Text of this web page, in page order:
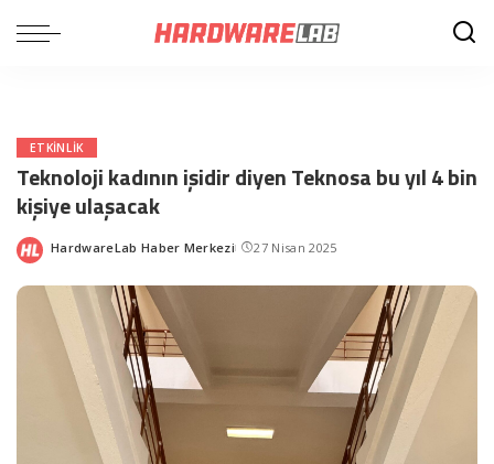
ETKINLIK
Teknoloji kadının işidir diyen Teknosa bu yıl 4 bin
kişiye ulaşacak
Posted
HardwareLab Haber Merkezi 27 Nisan 2025